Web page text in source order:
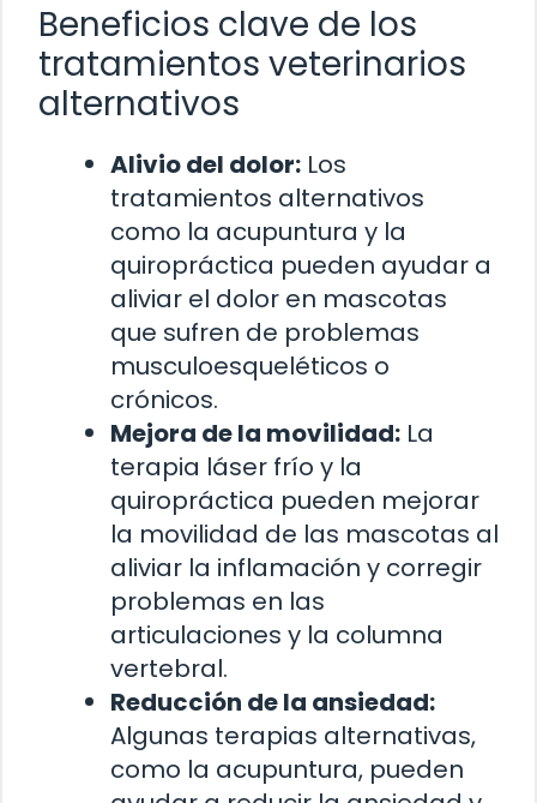
Beneficios clave de los
tratamientos veterinarios
alternativos
Alivio del dolor: Los
tratamientos alternativos
como la acupuntura y la
quiropráctica pueden ayudar a
aliviar el dolor en mascotas
que sufren de problemas
musculoesqueléticos o
crónicos.
Mejora de la movilidad: La
terapia láser frío y la
quiropráctica pueden mejorar
la movilidad de las mascotas al
aliviar la inflamación y corregir
problemas en las
articulaciones y la columna
vertebral.
Reducción de la ansiedad:
Algunas terapias alternativas,
como la acupuntura, pueden